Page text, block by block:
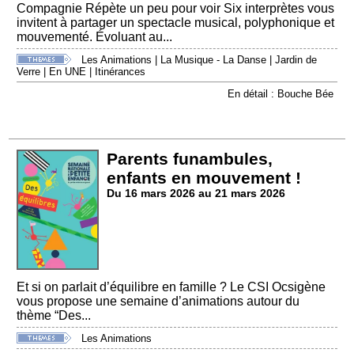
Compagnie Répète un peu pour voir Six interprètes vous
invitent à partager un spectacle musical, polyphonique et
mouvementé. Évoluant au...
Les Animations La Musique - La Danse |Jardin de
Verre
En UNE
Itinérances
En détail : Bouche Bée
Parents funambules,
enfants en mouvement !
Du 16 mars 2026 au 21 mars 2026
Et si on parlait d’équilibre en famille ? Le CSI Ocsigène
vous propose une semaine d’animations autour du
thème “Des...
Les Animations